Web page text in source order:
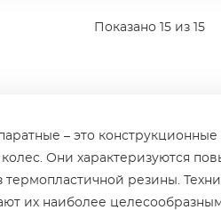
Показано 15из 15
– это
Они характеризуются
термопластичной резины.
их наиболее